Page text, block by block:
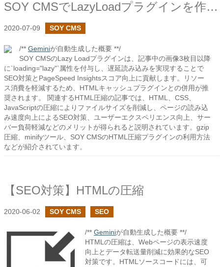
SOY CMSでLazyLoadプラグインを作成しました
2020-07-09 SOY CMS
/** Geminiが自動生成した概要 **/
SOY CMSのLazy Loadプラグインは、記事中の画像3枚目以降
に`loading="lazy"`属性を付与し、遅延読み込みを実現することで
SEO対策とPageSpeed Insightsスコア向上に貢献します。リソー
ス消費を軽減するため、HTMLキャッシュプラグインとの併用が推
奨されます。 関連するHTML圧縮の記事では、HTML、CSS、
JavaScriptの圧縮によりファイルサイズを削減し、ページの読み込
み速度向上によるSEO対策、ユーザーエクスペリエンス向上、サー
バー負荷軽減などのメリットが得られると説明されています。gzip
圧縮、minifyツール、SOY CMSのHTML圧縮プラグインの利用方法
などが紹介されています。
【SEO対策】HTMLの圧縮
2020-06-02 SOY CMS SEO
/** Geminiが自動生成した概要 **/
HTMLの圧縮は、Webページの表示速度
向上とデータ転送量削減に効果的なSEO
対策です。HTMLソースコードには、可